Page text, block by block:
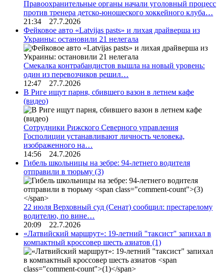
Правоохранительные органы начали уголовный процесс
против тренера детско-юношеского хоккейного клуба…
21:34 27.7.2026
Фейковое авто «Latvijas pasts» и лихая драйверша из
Украины: остановили 21 нелегала
Смекалка контрабандистов вышла на новый уровень:
один из перевозчиков решил…
12:47 27.7.2026
В Риге ищут парня, сбившего вазон в летнем кафе
(видео)
Сотрудники Рижского Северного управления
Госполиции устанавливают личность человека,
изображенного на…
14:56 24.7.2026
Гибель школьницы на зебре: 94-летнего водителя
отправили в тюрьму (3)
22 июля Верховный суд (Сенат) сообщил: престарелому
водителю, по вине…
20:09 22.7.2026
«Латвийский маршрут»: 19-летний "таксист" запихал в
компактный кроссовер шесть азиатов (1)